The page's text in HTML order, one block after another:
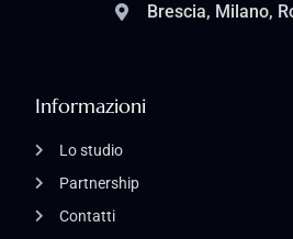
Informazioni
Lo studio
Partnership
Contatti
Brescia, Milano,